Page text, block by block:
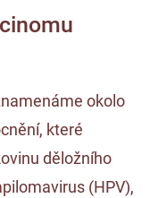
okolo
které
děložního
(HPV),